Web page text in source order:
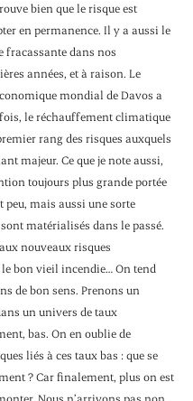
bien que le risque est
en permanence. Il y a aussi le
fracassante dans nos
années, et à raison. Le
mondial de Davos a
le réchauffement climatique
rang des risques auxquels
majeur. Ce que je note aussi,
toujours plus grande portée
peu, mais aussi une sorte
matérialisés dans le passé.
nouveaux risques
bon vieil incendie… On tend
de bon sens. Prenons un
un univers de taux
bas. On en oublie de
liés à ces taux bas : que se
? Car finalement, plus on est